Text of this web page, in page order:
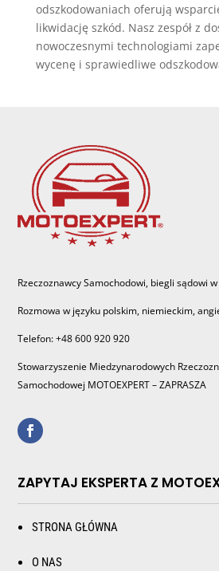
odszkodowaniach oferują
likwidację szkód. Nasz zespół z
nowoczesnymi technologiami
wycenę i sprawiedliwe
Rzeczoznawcy Samochodowi, biegli sądowi
Rozmowa w języku polskim, niemieckim,
Telefon: +48 600 920 920
Stowarzyszenie Miedzynarodowych
Samochodowej MOTOEXPERT – ZAPRASZA
ZAPYTAJ EKSPERTA Z
STRONA GŁÓWNA
O NAS